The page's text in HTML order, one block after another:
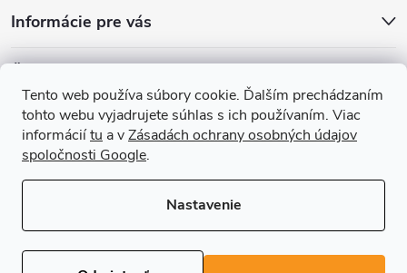
Tento web používa súbory cookie. Ďalším prechádzaním
tohto webu vyjadrujete súhlas s ich používaním. Viac
informáciítu a vZásadách ochrany osobných údajov
spoločnosti Google.
Nastavenie
r
v
k
y
v
p
t
Informácie pre vás
Prijímame online platby
Copyright 2026REGALS.sk. Všetky práva vyhradené.Upraviť nastavenie
cookies